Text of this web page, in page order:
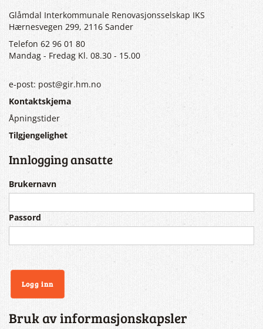
Glåmdal Interkommunale Renovasjonsselskap IKS
Hærnesvegen 299, 2116 Sander
Telefon 62 96 01 80
Mandag - Fredag Kl. 08.30 - 15.00
e-post: post@gir.hm.no
Kontaktskjema
Åpningstider
Tilgjengelighet
Innlogging ansatte
Brukernavn
Passord
Bruk av informasjonskapsler